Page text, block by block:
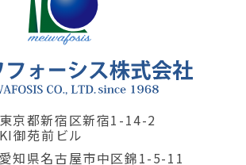
東京都新宿区新宿1-14-2
KI御苑前ビル
愛知県名古屋市中区錦1-5-11